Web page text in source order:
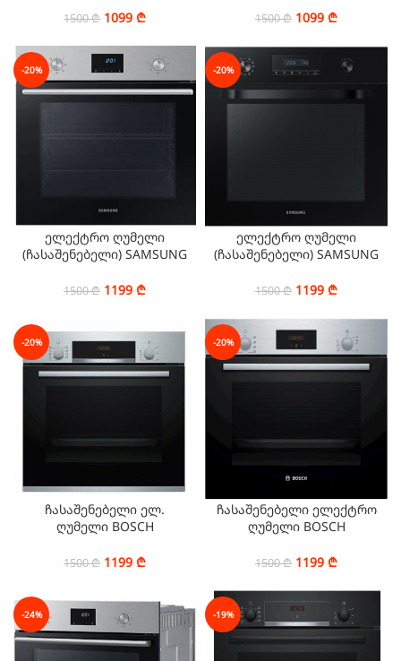
1500₾ 1099 ₾ 1500₾ 1099 ₾
-20%
ელექტრო ღუმელი
(ჩასაშენებელი) SAMSUNG
1500₾ 1199 ₾
-20%
ელექტრო ღუმელი
(ჩასაშენებელი) SAMSUNG
1500₾ 1199 ₾
-20%
ჩასაშენებელი ელ.
ღუმელი BOSCH
1500₾ 1199 ₾
-20%
ჩასაშენებელი ელექტრო
ღუმელი BOSCH
1500₾ 1199 ₾
-24% -19%